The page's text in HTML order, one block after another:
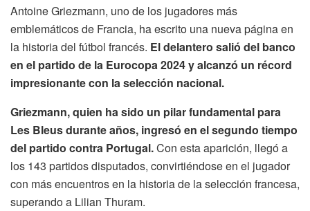
Antoine Griezmann, uno de los jugadores más
emblemáticos de Francia, ha escrito una nueva página en
la historia del fútbol francés. El delantero salió del banco
en el partido de la Eurocopa 2024 y alcanzó un récord
impresionante con la selección nacional.
Griezmann, quien ha sido un pilar fundamental para
Les Bleus durante años, ingresó en el segundo tiempo
del partido contra Portugal.Con esta aparición, llegó a
los 143 partidos disputados, convirtiéndose en el jugador
con más encuentros en la historia de la selección francesa,
superando a Lilian Thuram.